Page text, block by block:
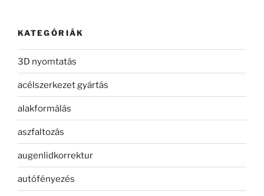
KATEGÓRIÁK
3D nyomtatás
acélszerkezet gyártás
alakformálás
aszfaltozás
augenlidkorrektur
autófényezés